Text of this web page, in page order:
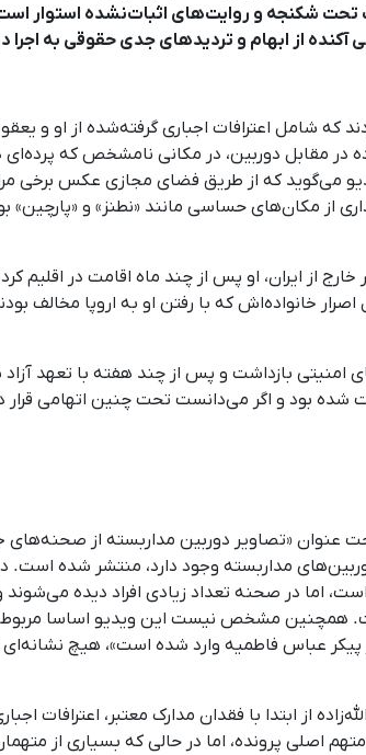
تحت شکنجه و روایت‌های اثبات‌نشده استوار
از ابهام و تردیدهای جدی حقوقی به اجرا
اسلامی گزارشی منتشر کردند که شامل اعترافات اجباری گرفته‌شده از
در مقابل دوربین، در مکانی نامشخص که
می‌گوید که از طریق فضای مجازی عکس برخی
از مکان‌های حساسی مانند «نطنز» و «پارچین»
از ایران، او پس از چند ماه اقامت در اقلیم
خانواده‌اش که با رفتن او به اروپا مخالف
پیش از سفر به اقلیم کردستان عراق، در ۱۸ مرداد ۱۴۰۲ توسط نیروهای امنیتی بازداشت و پس از
بود و اگر می‌دانست تحت چنین اتهامی قرار
جمهوری اسلامی ویدیویی تحت عنوان «تصاویر دوربین مداربسته از
مداربسته وجود دارد، منتشر شده است.
اما در صحنه تعداد زیادی افراد دیده
همچنین مشخص نیست این ویدیو اساسا مربوط
پیکر عباس فاطمیه وارد شده است»، هیچ
از ابتدا با فقدان مدارک معتبر، اعترافات
حدود ۶۰ متهم، متهم ردیف دوم بوده و نه متهم اصلی پرونده، اما در حالی که